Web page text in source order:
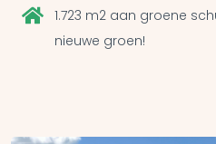
1.723 m2 aan groene
nieuwe groen!